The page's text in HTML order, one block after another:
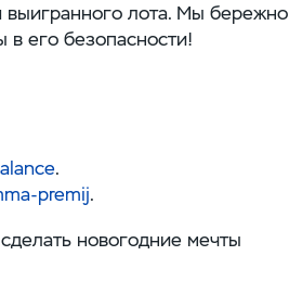
лота. Мы бережно
его безопасности!
.
premij.
новогодние мечты